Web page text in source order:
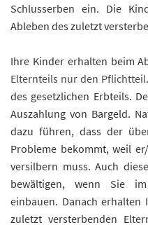
Schlusserben ein. Die
Ableben des zuletzt
Ihre Kinder erhalten beim
Elternteils nur den Pflichtteil
des gesetzlichen Erbteils.
Auszahlung von Bargeld.
dazu führen, dass der
Probleme bekommt, weil
versilbern muss. Auch
bewältigen, wenn Sie
einbauen. Danach
zuletzt versterbenden